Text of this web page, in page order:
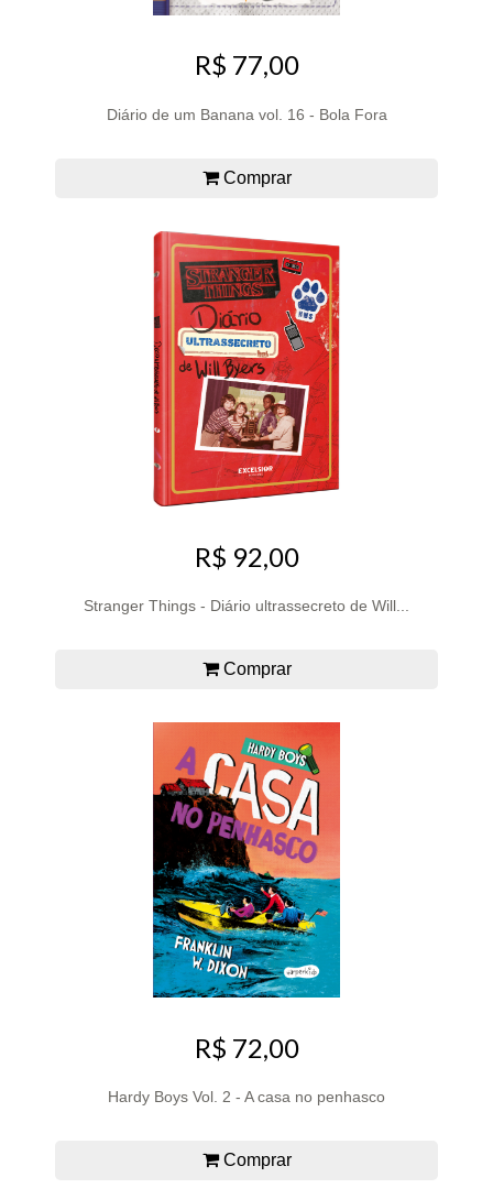
R$ 77,00
Diário de um Banana vol. 16 - Bola Fora
Comprar
R$ 92,00
Stranger Things - Diário ultrassecreto de Will...
Comprar
R$ 72,00
Hardy Boys Vol. 2 - A casa no penhasco
Comprar